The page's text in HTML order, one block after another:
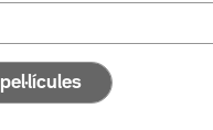
pel·lícules